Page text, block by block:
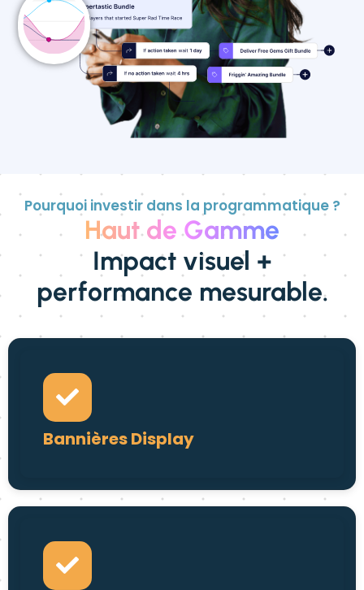
Pourquoi investir dans la programmatique ?
Haut de Gamme
Impact visuel +
performance mesurable.
Bannières Display